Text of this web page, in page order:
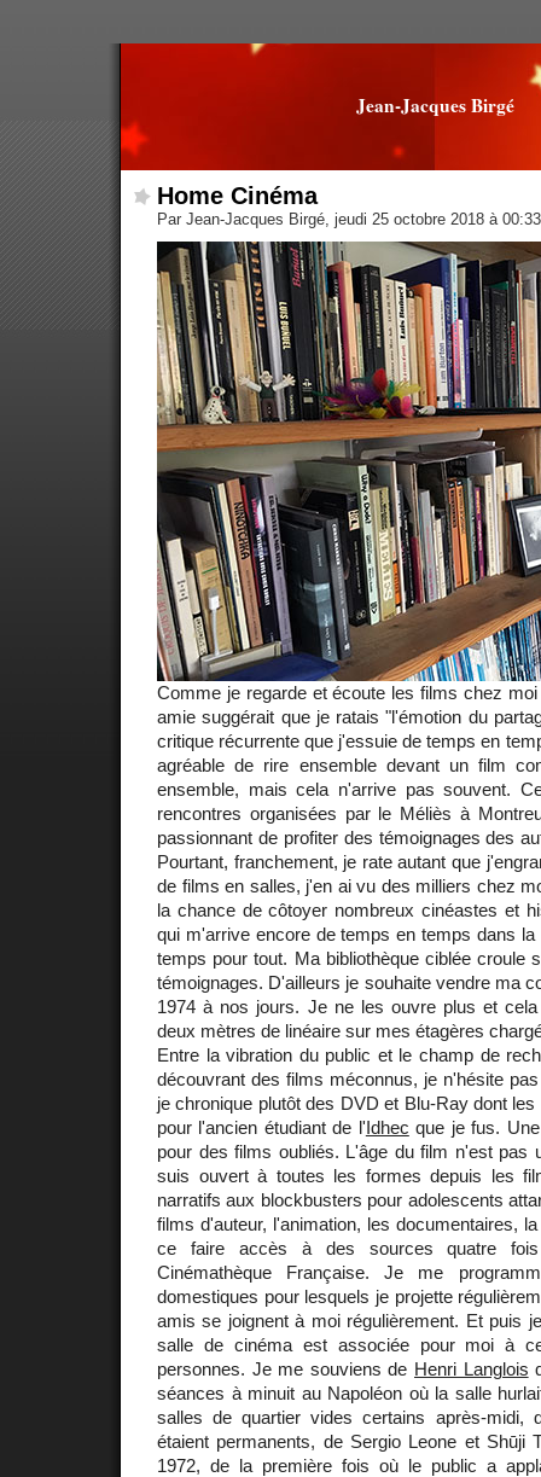
Jean-Jacques Birgé
Home Cinéma
Par Jean-Jacques Birgé, jeudi 25 octobre 2018 à
Comme je regarde et écoute les films chez
amie suggérait que je ratais "l'émotion du
critique récurrente que j'essuie de temps en
agréable de rire ensemble devant un film
ensemble, mais cela n'arrive pas souvent.
rencontres organisées par le Méliès à
passionnant de profiter des témoignages des
Pourtant, franchement, je rate autant que
de films en salles, j'en ai vu des milliers chez
la chance de côtoyer nombreux cinéastes et
qui m'arrive encore de temps en temps dans
temps pour tout. Ma bibliothèque ciblée croule
témoignages. D'ailleurs je souhaite vendre ma
1974 à nos jours. Je ne les ouvre plus et
deux mètres de linéaire sur mes étagères
Entre la vibration du public et le champ de
découvrant des films méconnus, je n'hésite
je chronique plutôt des DVD et Blu-Ray dont
pour l'ancien étudiant de l'Idhec que je fus.
pour des films oubliés. L'âge du film n'est pas
suis ouvert à toutes les formes depuis les
narratifs aux blockbusters pour adolescents
films d'auteur, l'animation, les documentaires,
ce faire accès à des sources quatre
Cinémathèque Française. Je me
domestiques pour lesquels je projette
amis se joignent à moi régulièrement. Et puis
salle de cinéma est associée pour moi à
personnes. Je me souviens de Henri Langlois
séances à minuit au Napoléon où la salle
salles de quartier vides certains après-midi,
étaient permanents, de Sergio Leone et Shūji
1972, de la première fois où le public a